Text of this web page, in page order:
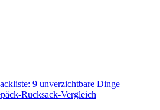
9 unverzichtbare Dinge
Rucksack-Vergleich